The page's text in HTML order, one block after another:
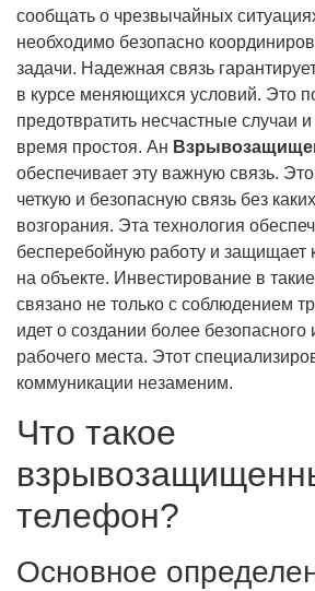
сообщать о чрезвычайных
необходимо безопасно
задачи. Надежная связь
в курсе меняющихся условий. Это
предотвратить несчастные случаи
время простоя. Ан
обеспечивает эту важную связь.
четкую и безопасную связь без
возгорания. Эта технология
бесперебойную работу и защищает
на объекте. Инвестирование в
связано не только с соблюдением
идет о создании более
рабочего места. Этот
коммуникации незаменим.
Что такое
телефон?
Основное